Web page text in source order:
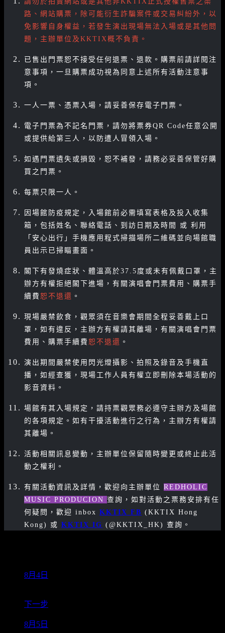
路、網站購票，除可能衍生詐騙案件或交易糾紛外，以
免影響自身權益，若發生演出現場無法入場或是其他問
題，主辦單位及KKTIX概不負責。
已售出門票恕不接受任何退票、退款。購票前請詳閱注
意事項，一旦購票成功視為同意上述所有活動注意事
項。
一人一票、憑票入場，請妥善保存電子門票。
電子門票為不記名門票，請勿將票券QR Code任意公開
或提供給第三人，以防遭人冒領入場。
如遇門票遺失或損毀，恕不補發，請務必妥善保管好購
買之門票。
每票只限一人。
因場館防疫規定，入場館前必需填寫表格及投入收集
箱，包括姓名、聯絡電話、到訪日期及時間 或 利用
「安心出行」手機應用程式掃描場所二維碼並向場館職
員出示已掃瞄畫面。
閣下有發燒症狀、體溫高於37.5度或未有佩戴口罩，主
辦方有權拒絕閣下進場，有關演唱會門票費用、購票手
續費 恕不退還 。
現場嚴禁飲食，觀眾須在音樂會期間全程妥善戴上口
罩，如有違反，主辦方有權請其離場，有關演唱會門票
費用、購票手續費 恕不退還 。
演出期間嚴禁使用閃光燈攝影、拍照及錄音及手機直
播，如經查獲，現場工作人員有權立即刪除本場活動的
影音資料。
場館有其入場規定，請持票觀眾務必遵守主辦方及場館
的各項規定。如有干擾活動進行之行為，主辦方有權請
其離場。
活動相關訊息變動，主辦單位保留隨時變更或終止此活
動之權利。
有關活動資訊及詳情，歡迎向主辦單位 REDHOLIC
MUSIC PRODUCION 查詢，如對活動之票務安排有任
何疑問， 歡迎 inbox KKTIX FB (KKTIX Hong
Kong) 或 KKTIX IG (@KKTIX_HK) 查詢。
8月4日
下一步
8月5日